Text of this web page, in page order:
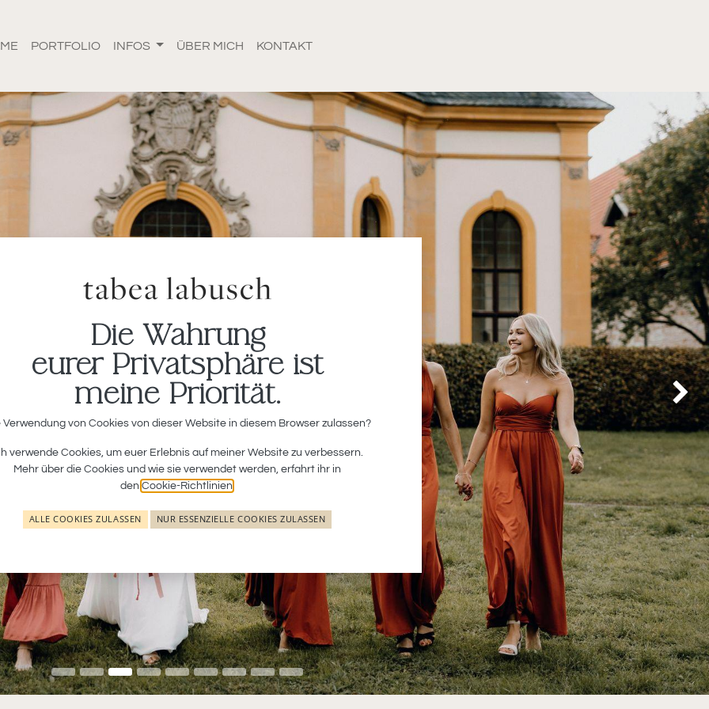
PORTFOLIO INFOS ÜBER MICH KONTAKT
in einem Diashow-
Dienstleistungen,
Die Wahrung
eurer Privatsphäre ist
meine Priorität.
Verwendung von Cookies von dieser Website in diesem Browser zulassen?
verwende Cookies, um euer Erlebnis auf meiner Website zu verbessern.
Mehr über die Cookies und wie sie verwendet werden, erfahrt ihr in
den Cookie-Richtlinien
ALLE COOKIES ZULASSEN NUR ESSENZIELLE COOKIES ZULASSEN